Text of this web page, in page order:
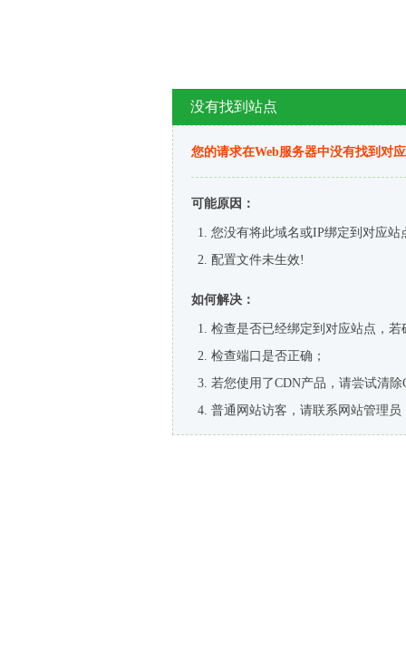
没有找到站点
您的请求在Web服务器中没有找到对
可能原因：
您没有将此域名或IP绑定到对应站
配置文件未生效!
如何解决：
检查是否已经绑定到对应站点，
检查端口是否正确；
若您使用了CDN产品，请尝试清除
普通网站访客，请联系网站管理员